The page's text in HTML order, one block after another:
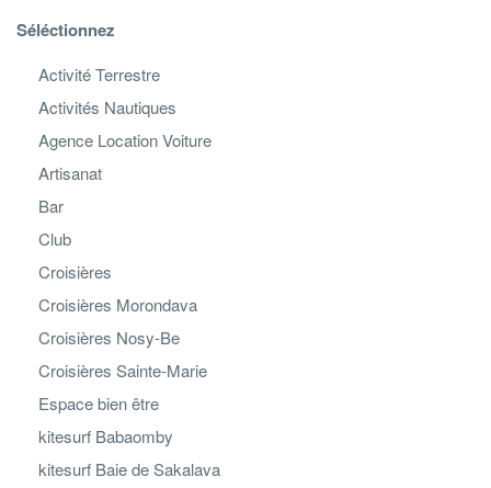
Séléctionnez
Activité Terrestre
Activités Nautiques
Agence Location Voiture
Artisanat
Bar
Club
Croisières
Croisières Morondava
Croisières Nosy-Be
Croisières Sainte-Marie
Espace bien être
kitesurf Babaomby
kitesurf Baie de Sakalava